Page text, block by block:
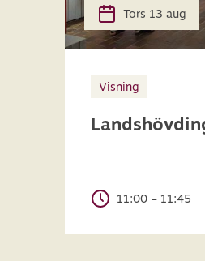
Tors 13 aug
Visning
11:00 – 11:45